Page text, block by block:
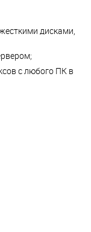
дисками,
с любого ПК в